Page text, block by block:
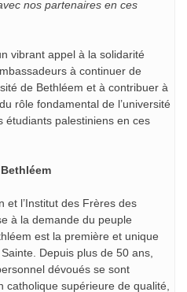
nos partenaires en ces
vibrant appel à la solidarité
à continuer de
de Bethléem et à contribuer à
rôle fondamental de l’université
étudiants palestiniens en ces
et l’Institut des Frères des
à la demande du peuple
est la première et unique
Depuis plus de 50 ans,
dévoués se sont
catholique supérieure de qualité,